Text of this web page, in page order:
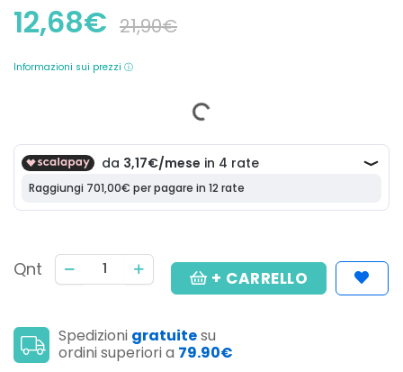
12,68€ 21,90€
Informazioni sui prezzi ⓘ
Qnt + CARRELLO
Spedizioni gratuitesu
ordini superiori a 79.90€